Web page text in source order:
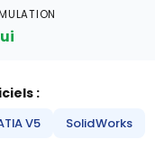
:
V5 SolidWorks